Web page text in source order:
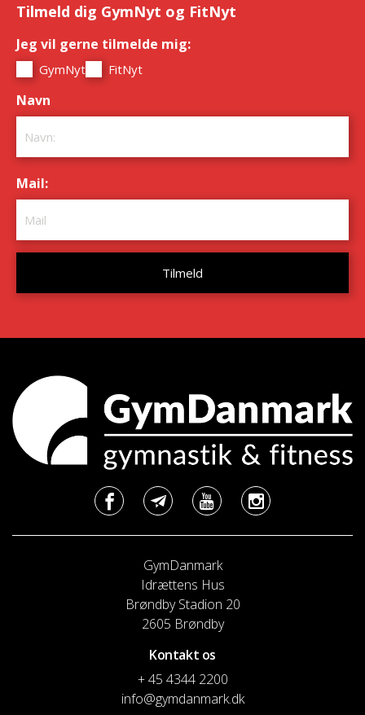
Tilmeld dig GymNyt og FitNyt
Jeg vil gerne tilmelde mig:
GymNyt FitNyt
Navn
Mail:
GymDanmark
Idrættens Hus
Brøndby Stadion 20
2605 Brøndby
Kontakt os
+ 45 4344 2200
info@gymdanmark.dk